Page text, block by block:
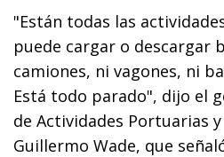
"Están todas las
puede cargar o descargar
camiones, ni vagones, ni
Está todo parado", dijo el
de Actividades Portuarias
Guillermo Wade, que